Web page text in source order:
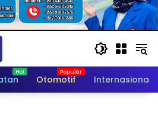
Otomotif Internasional